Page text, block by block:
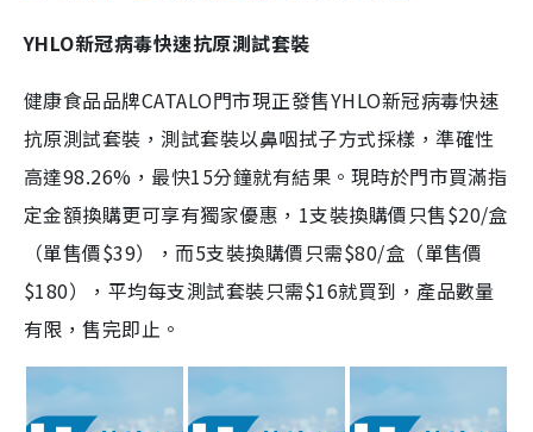
YHLO新冠病毒快速抗原測試套裝
健康食品品牌CATALO門市現正發售YHLO新冠病毒快速
抗原測試套裝，測試套裝以鼻咽拭子方式採樣，準確性
高達98.26%，最快15分鐘就有結果。現時於門市買滿指
定金額換購更可享有獨家優惠，1支裝換購價只售$20/盒
（單售價$39），而5支裝換購價只需$80/盒（單售價
$180），平均每支測試套裝只需$16就買到，產品數量
有限，售完即止。